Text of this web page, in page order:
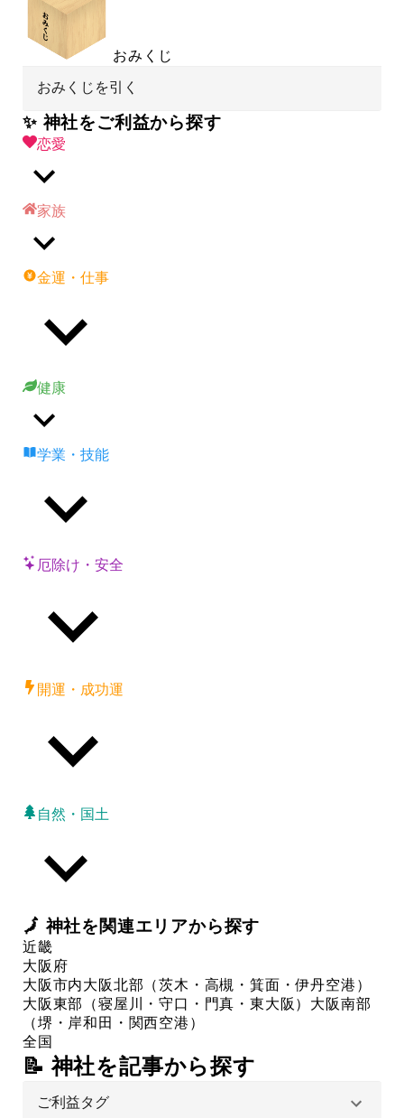
おみくじ
おみくじを引く
✨ 神社をご利益から探す
恋愛
家族
金運・仕事
健康
学業・技能
厄除け・安全
開運・成功運
自然・国土
🗾神社を関連エリアから探す
近畿
大阪府
大阪市内大阪北部（茨木・高槻・箕面・伊丹空港）
大阪東部（寝屋川・守口・門真・東大阪） 大阪南部
（堺・岸和田・関西空港）
全国
📝 神社を記事から探す
ご利益タグ